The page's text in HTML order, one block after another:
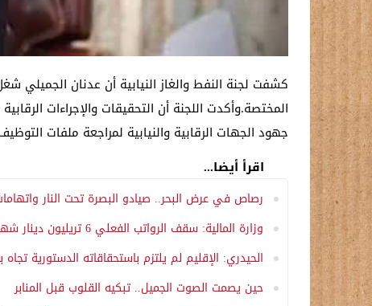
المختصة.وأكدت اللجنة أن التحقيقات والإجراءات
جهود الجهات الرقابية والنيابية لمراجعة ملفات
اقرأ أيضا...
رصاص في عرض البحر.. صيادو البصرة تحت النار
وزارة المالية: سقف الرواتب الفعلي 6 تريليون دينار شهرياً وجميعها مؤمنة
الحيدري: الإقليم لم يلتزم باستحقاقاته الدستورية تجاه
حين يصمت الصوت الجميل.. تبكيه القلوب قبل المنابر